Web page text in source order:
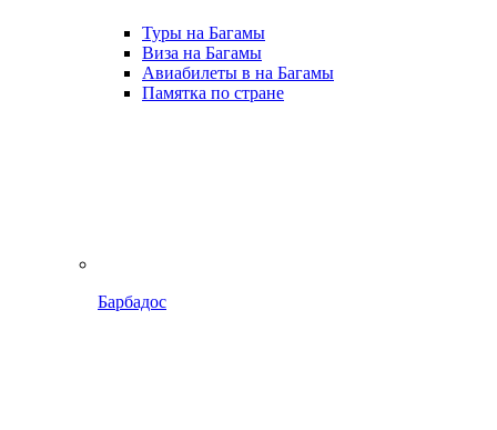
Туры на Багамы
Виза на Багамы
Авиабилеты в на Багамы
Памятка по стране
Барбадос